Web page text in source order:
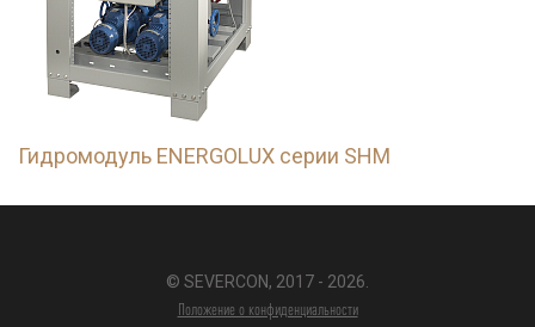
Гидромодуль ENERGOLUX серии SHM
© SEVERCON, 2017 - 2026.
Положение о конфиденциальности